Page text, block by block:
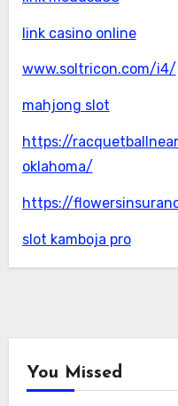
link casino online
www.soltricon.com/i4/
mahjong slot
https://
oklahoma/
https://
slot kamboja pro
You Missed